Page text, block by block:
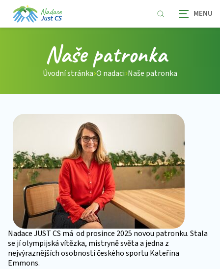
Naše patronka
Úvodní stránka O nadaci Naše patronka
Nadace JUST CS má od prosince 2025 novou patronku. Stala
se jí olympijská vítězka, mistryně světa a jedna z
nejvýraznějších osobností českého sportu Kateřina
Emmons.